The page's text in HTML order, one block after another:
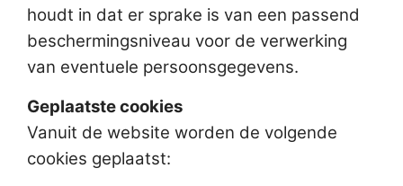
houdt in dat er sprake is van een passend
beschermingsniveau voor de verwerking
van eventuele persoonsgegevens.
Geplaatste cookies
Vanuit de website worden de volgende
cookies geplaatst: